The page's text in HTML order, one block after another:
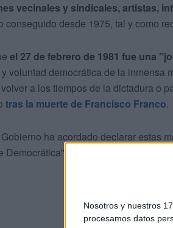
Nosotros y nuestros
procesamos datos
vecinales y sindicales, artistas,
conseguido desde 1975, tal y como
el 27 de febrero de 1981 fue una
voluntad democrática de la inmensa
a los tiempos de la dictadura o
tras la muerte de Francisco Franco.
ha acordado declarar estas
Democrática" por "su profunda